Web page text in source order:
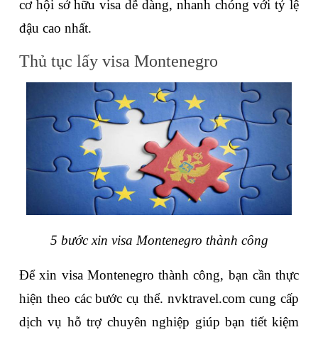
cơ hội sở hữu visa dễ dàng, nhanh chóng với tỷ lệ
đậu cao nhất.
Thủ tục lấy visa Montenegro
5 bước xin visa Montenegro thành công
Để xin visa Montenegro thành công, bạn cần thực
hiện theo các bước cụ thể. nvktravel.com cung cấp
dịch vụ hỗ trợ chuyên nghiệp giúp bạn tiết kiệm